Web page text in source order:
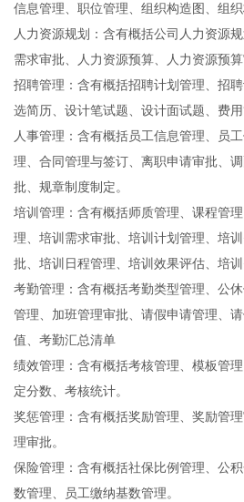
信息管理、职位管理、组织构造图、组织
人力资源规划：含有概括公司人力资源
需求审批、人力资源预算、人力资源预算
招聘管理：含有概括招聘计划管理、招
选简历、设计笔试题、设计面试题、费用
人事管理：含有概括员工信息管理、员
理、合同管理与签订、离职申请审批、
批、规章制度制定。
培训管理：含有概括师质管理、课程管
理、培训需求审批、培训计划管理、培
批、培训日程管理、培训效果评估、培训
考勤管理：含有概括考勤类型管理、公
管理、加班管理审批、请假申请管理、
值、考勤汇总清单
绩效管理：含有概括考核管理、模板管
定分数、考核统计。
奖惩管理：含有概括奖励管理、奖励管
理审批。
保险管理：含有概括社保比例管理、公
数管理、员工缴纳基数管理。